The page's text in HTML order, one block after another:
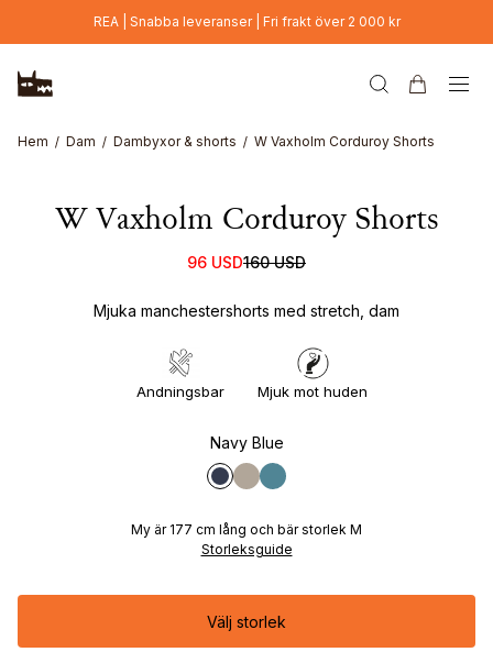
Hoppa till huvudinnehållREA | Snabba leveranser | Fri frakt över 2 000 kr
Hem Dam Dambyxor & shorts W Vaxholm Corduroy Shorts
W Vaxholm Corduroy Shorts
96 USD160 USD
Mjuka manchestershorts med stretch, dam
Andningsbar Mjuk mot huden
Navy Blue
My är 177 cm lång och bär storlek M
Storleksguide
Välj storlek